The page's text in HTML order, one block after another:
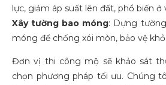
lực, giảm áp suất lên đất, phổ biến
Xây tường bao móng: Dựng
móng để chống xói mòn, bảo vệ
Đơn vị thi công mộ sẽ khảo sát
chọn phương pháp tối ưu. Chúng